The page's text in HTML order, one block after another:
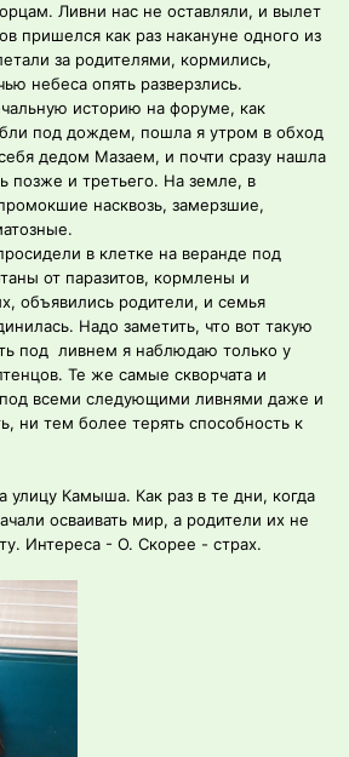
Ливни нас не оставляли, и вылет
пришелся как раз накануне одного из
за родителями, кормились,
небеса опять разверзлись.
историю на форуме, как
под дождем, пошла я утром в обход
дедом Мазаем, и почти сразу нашла
позже и третьего. На земле, в
насквозь, замерзшие,
в клетке на веранде под
от паразитов, кормлены и
объявились родители, и семья
Надо заметить, что вот такую
под ливнем я наблюдаю только у
Те же самые скворчата и
всеми следующими ливнями даже и
ни тем более терять способность к
Камыша. Как раз в те дни, когда
осваивать мир, а родители их не
Интереса - О. Скорее - страх.